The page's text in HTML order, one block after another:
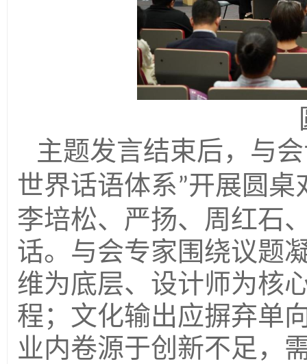
主题发言结束后，与
世界话语体系”开展圆桌
李培松、严扬、周红石
话。与会专家围绕议题
维为底层、设计师为核
程；文化输出应摒弃单
业内卷源于创新不足，